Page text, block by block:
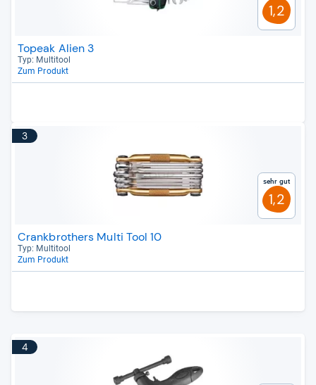
1,2
Topeak Alien 3
Typ: Mul­ti­tool
Zum Produkt
3
Sehr gut
1,2
Crankbrothers Multi Tool 10
Typ: Mul­ti­tool
Zum Produkt
4